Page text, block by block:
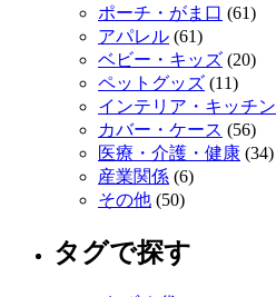
ポーチ・がま口 (61)
アパレル (61)
ベビー・キッズ (20)
ペットグッズ (11)
インテリア・キッチン
カバー・ケース (56)
医療・介護・健康 (34)
産業関係 (6)
その他 (50)
タグで探す